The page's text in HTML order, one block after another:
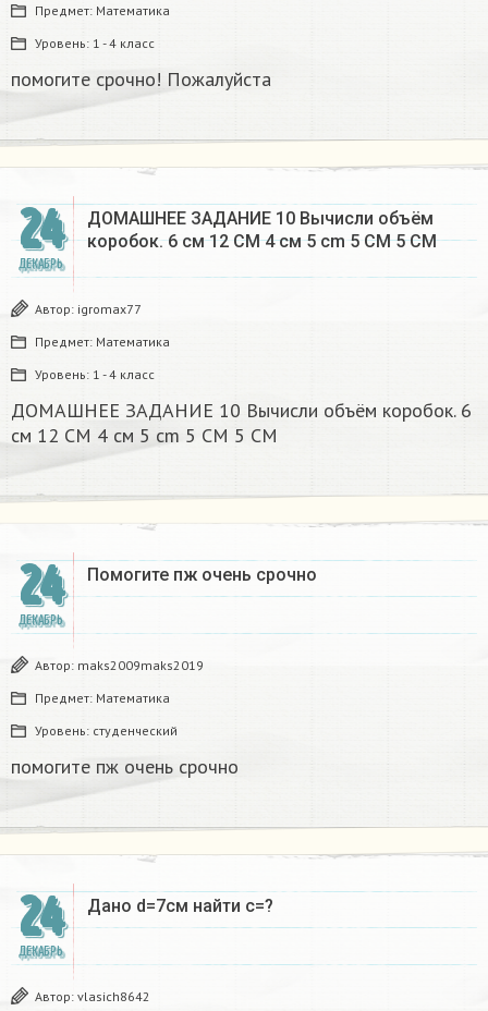
Предмет: Математика
Уровень: 1 - 4 класс
помогите срочно! Пожалуйста
24
ДЕКАБРЬ
ДОМАШНЕЕ ЗАДАНИЕ 10 Вычисли объём
коробок. 6 см 12 CM 4 см 5 cm 5 CM 5 CM​
Автор: igromax77
Предмет: Математика
Уровень: 1 - 4 класс
ДОМАШНЕЕ ЗАДАНИЕ 10 Вычисли объём коробок. 6
см 12 CM 4 см 5 cm 5 CM 5 CM​
24
ДЕКАБРЬ
Помогите пж очень срочно​
Автор: maks2009maks2019
Предмет: Математика
Уровень: студенческий
помогите пж очень срочно​
24
ДЕКАБРЬ
Дано d=7см найти с=?​
Автор: vlasich8642